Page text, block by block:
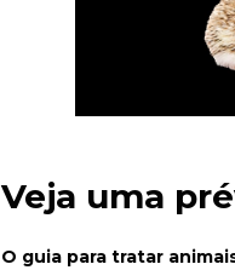
Veja uma
O guia para tratar